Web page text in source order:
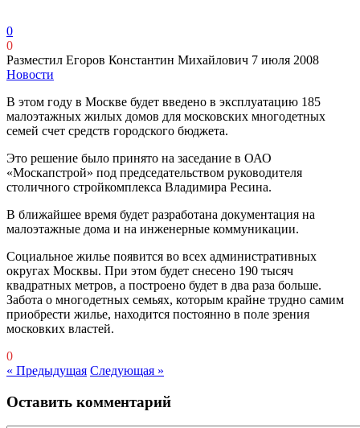
0
0
Разместил Егоров Константин Михайлович 7 июля 2008
Новости
В этом году в Москве будет введено в эксплуатацию 185
малоэтажных жилых домов для московских многодетных
семей счет средств городского бюджета.
Это решение было принято на заседание в ОАО
«Москапстрой» под председательством руководителя
столичного стройкомплекса Владимира Ресина.
В ближайшее время будет разработана документация на
малоэтажные дома и на инженерные коммуникации.
Социальное жилье появится во всех административных
округах Москвы. При этом будет снесено 190 тысяч
квадратных метров, а построено будет в два раза больше.
Забота о многодетных семьях, которым крайне трудно самим
приобрести жилье, находится постоянно в поле зрения
московких властей.
0
« Предыдущая Следующая »
Оставить комментарий